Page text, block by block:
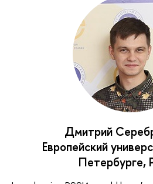
Дмитрий
Европейский
Петербурге,